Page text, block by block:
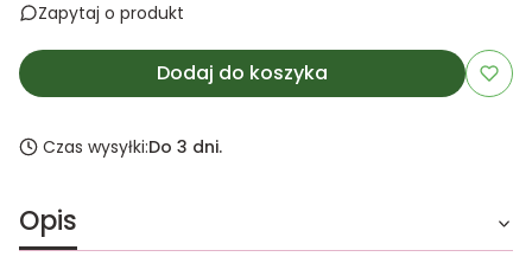
Zapytaj o produkt
Dodaj do koszyka
Czas wysyłki:Do 3 dni.
Opis